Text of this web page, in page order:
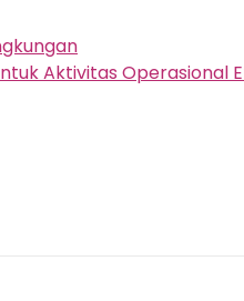
Aktivitas Operasional